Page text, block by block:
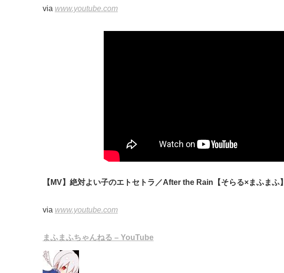
via www.youtube.com
【MV】絶対よい子のエトセトラ／After the Rain【そらる×まふまふ】
via www.youtube.com
まふまふちゃんねる – YouTube